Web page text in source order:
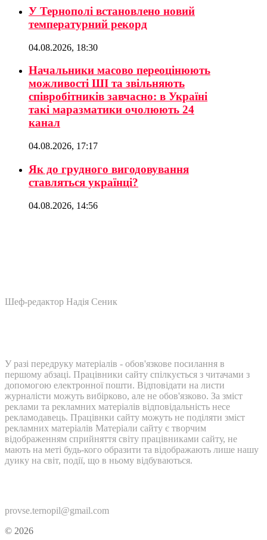
У Тернополі встановлено новий
температурний рекорд
04.08.2026, 18:30
Начальники масово переоцінюють
можливості ШІ та звільняють
співробітників завчасно: в Україні
такі маразматики очолюють 24
канал
04.08.2026, 17:17
Як до грудного вигодовування
ставляться українці?
04.08.2026, 14:56
Шеф-редактор Надія Сеник
У разі передруку матеріалів - обов'язкове посилання в
першому абзаці. Працівники сайту спілкується з читачами з
допомогою електронної пошти. Відповідати на листи
журналісти можуть вибірково, але не обов'язково. За зміст
реклами та рекламних матеріалів відповідальність несе
рекламодавець. Працівнки сайту можуть не поділяти зміст
рекламних матеріалів Матеріали сайту є творчим
відображенням сприйняття світу працівниками сайту, не
мають на меті будь-кого образити та відображають лише нашу
дуику на світ, події, що в ньому відбуваються.
provse.ternopil@gmail.com
© 2026